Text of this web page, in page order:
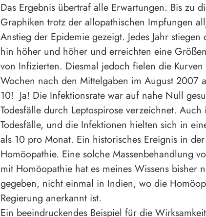
Das Ergebnis übertraf alle Erwartungen. Bis zu
Graphiken trotz der allopathischen Impfungen
Anstieg der Epidemie gezeigt. Jedes Jahr stiegen
hin höher und höher und erreichten eine
von Infizierten. Diesmal jedoch fielen die
Wochen nach den Mittelgaben im August 2007
10! Ja! Die Infektionsrate war auf nahe Null
Todesfälle durch Leptospirose verzeichnet.
Todesfälle, und die Infektionen hielten sich in
als 10 pro Monat. Ein historisches Ereignis in
Homöopathie. Eine solche Massenbehandlung
mit Homöopathie hat es meines Wissens bisher
gegeben, nicht einmal in Indien, wo die
Regierung anerkannt ist.
Ein beeindruckendes Beispiel für die